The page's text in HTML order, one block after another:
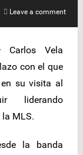
Leave a comment
Carlos Vela
con el que
su visita al
liderando
MLS.
la banda